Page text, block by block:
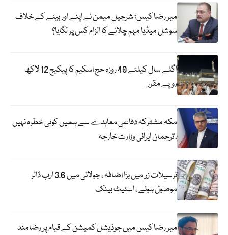
میر رضا کیس؛ شرجیل میمن نے اپنے اور بیٹے کے خلاف
سوشل میڈیا مہم چلانے کا الزام کس پر لگایا؟
اگلے سال کیلئے 40 روزہ حج اسکیم کا پیکیج 12 لاکھ
روپے مقرر
مکہ مشترکہ دفاعی معاہدے سے ہمیں کوئی خطرہ نہیں
، ترجمان ایرانی وزارت خارجہ
ترسیلات زر میں بڑا اضافہ ، جولائی میں 3.6 ارب ڈالر
موصول ہوئے ، اسٹیٹ بینک
میر رضا کیس میں جوڈیشل کمیشن کے قیام پر رضامند